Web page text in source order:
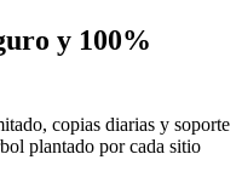
y 100%
copias diarias y soporte
plantado por cada sitio